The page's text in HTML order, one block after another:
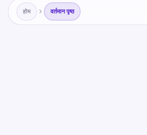
होम वर्तमान पृष्ठ